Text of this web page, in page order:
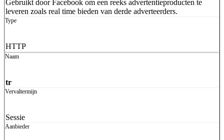
Gebruikt door Facebook om een reeks advertentieproducten te
leveren zoals real time bieden van derde adverteerders.
HTTP
tr
Sessie